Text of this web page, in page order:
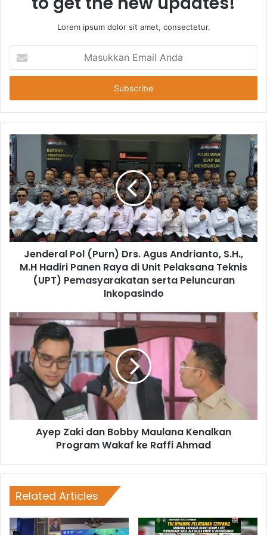
Lorem ipsum dolor sit amet, consectetur.
Email
Anda
Jenderal Pol (Purn) Drs. Agus Andrianto, S.H.,
M.H Hadiri Panen Raya di Unit Pelaksana Teknis
(UPT) Pemasyarakatan serta Peluncuran
Inkopasindo
Ayep Zaki dan Bobby Maulana Kenalkan
Program Wakaf ke Raffi Ahmad
Related Articles